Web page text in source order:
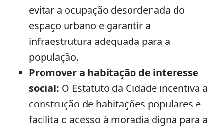
evitar a ocupação desordenada do
espaço urbano e garantir a
infraestrutura adequada para a
população.
Promover a habitação de interesse
social: O Estatuto da Cidade incentiva a
construção de habitações populares e
facilita o acesso à moradia digna para a